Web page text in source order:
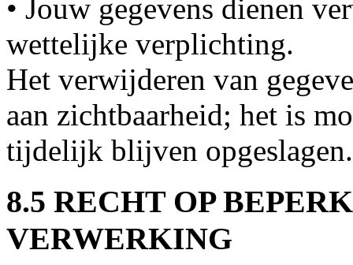
• Jouw gegevens dienen
wettelijke verplichting.
Het verwijderen van
aan zichtbaarheid; het is
tijdelijk blijven opgeslagen.
8.5 RECHT OP
VERWERKING